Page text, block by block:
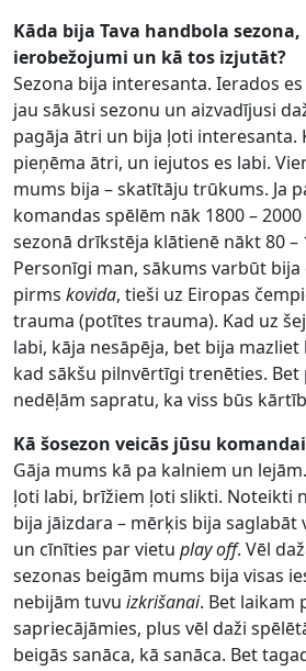
Kāda bija Tava handbola
ierobežojumi un kā tos izjutāt?
Sezona bija interesanta. Ierados
jau sākusi sezonu un aizvadījusi
pagāja ātri un bija ļoti interesanta.
pieņēma ātri, un iejutos es labi.
mums bija – skatītāju trūkums. Ja
komandas spēlēm nāk 1800 –
sezonā drīkstēja klātienē nākt 80 –
Personīgi man, sākums varbūt
pirms kovida, tieši uz Eiropas
trauma (potītes trauma). Kad uz
labi, kāja nesāpēja, bet bija
kad sākšu pilnvērtīgi trenēties. Bet
nedēļām sapratu, ka viss būs
Kā šosezon veicās jūsu
Gāja mums kā pa kalniem un
ļoti labi, brīžiem ļoti slikti. Noteikti
bija jāizdara – mērķis bija saglabāt
un cīnīties par vietu play off. Vēl
sezonas beigām mums bija visas
nebijām tuvu izkrišanai. Bet laikam
sapriecājāmies, plus vēl daži
beigās sanāca, kā sanāca. Bet